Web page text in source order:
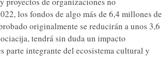
los fondos de algo más de 6,4 millones de
originalmente se reducirán a unos 3,6
tendrá sin duda un impacto
parte integrante del ecosistema cultural y